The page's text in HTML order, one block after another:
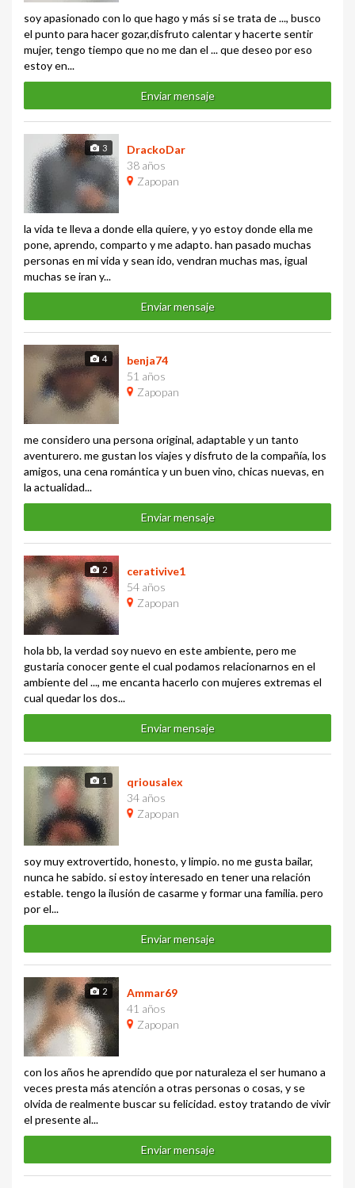
soy apasionado con lo que hago y más si se trata de ..., busco
el punto para hacer gozar,disfruto calentar y hacerte sentir
mujer, tengo tiempo que no me dan el ... que deseo por eso
estoy en...
Enviar mensaje
3
DrackoDar
38 años
Zapopan
la vida te lleva a donde ella quiere, y yo estoy donde ella me
pone, aprendo, comparto y me adapto. han pasado muchas
personas en mi vida y sean ido, vendran muchas mas, igual
muchas se iran y...
Enviar mensaje
4
benja74
51 años
Zapopan
me considero una persona original, adaptable y un tanto
aventurero. me gustan los viajes y disfruto de la compañía, los
amigos, una cena romántica y un buen vino, chicas nuevas, en
la actualidad...
Enviar mensaje
2
cerativive1
54 años
Zapopan
hola bb, la verdad soy nuevo en este ambiente, pero me
gustaria conocer gente el cual podamos relacionarnos en el
ambiente del ..., me encanta hacerlo con mujeres extremas el
cual quedar los dos...
Enviar mensaje
1
qriousalex
34 años
Zapopan
soy muy extrovertido, honesto, y limpio. no me gusta bailar,
nunca he sabido. si estoy interesado en tener una relación
estable. tengo la ilusión de casarme y formar una familia. pero
por el...
Enviar mensaje
2
Ammar69
41 años
Zapopan
con los años he aprendido que por naturaleza el ser humano a
veces presta más atención a otras personas o cosas, y se
olvida de realmente buscar su felicidad. estoy tratando de vivir
el presente al...
Enviar mensaje